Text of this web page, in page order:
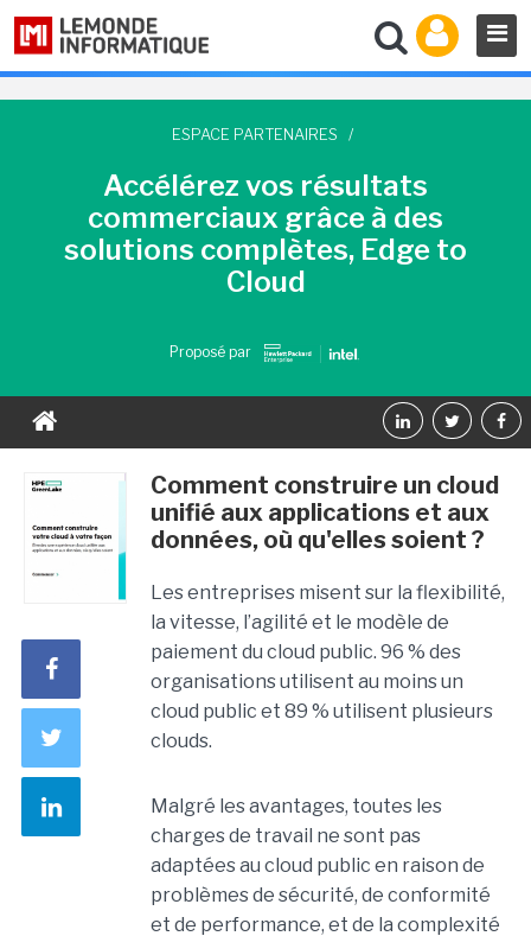
ESPACE PARTENAIRES /
Accélérez vos résultats
commerciaux grâce à des
solutions complètes, Edge to
Cloud
Proposé par
Comment construire un cloud
unifié aux applications et aux
données, où qu'elles soient ?
Les entreprises misent sur la flexibilité,
la vitesse, l’agilité et le modèle de
paiement du cloud public. 96 % des
organisations utilisent au moins un
cloud public et 89 % utilisent plusieurs
clouds.
Malgré les avantages, toutes les
charges de travail ne sont pas
adaptées au cloud public en raison de
problèmes de sécurité, de conformité
et de performance, et de la complexité